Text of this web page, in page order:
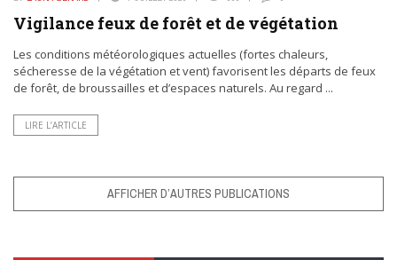
Vigilance feux de forêt et de végétation
Les conditions météorologiques actuelles (fortes chaleurs,
sécheresse de la végétation et vent) favorisent les départs de feux
de forêt, de broussailles et d’espaces naturels. Au regard ...
LIRE L’ARTICLE
AFFICHER D’AUTRES PUBLICATIONS